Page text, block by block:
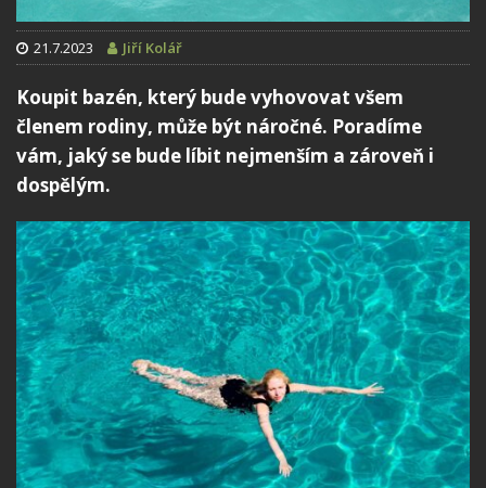
21.7.2023 Jiří Kolář
Koupit bazén, který bude vyhovovat všem
členem rodiny, může být náročné. Poradíme
vám, jaký se bude líbit nejmenším a zároveň i
dospělým.